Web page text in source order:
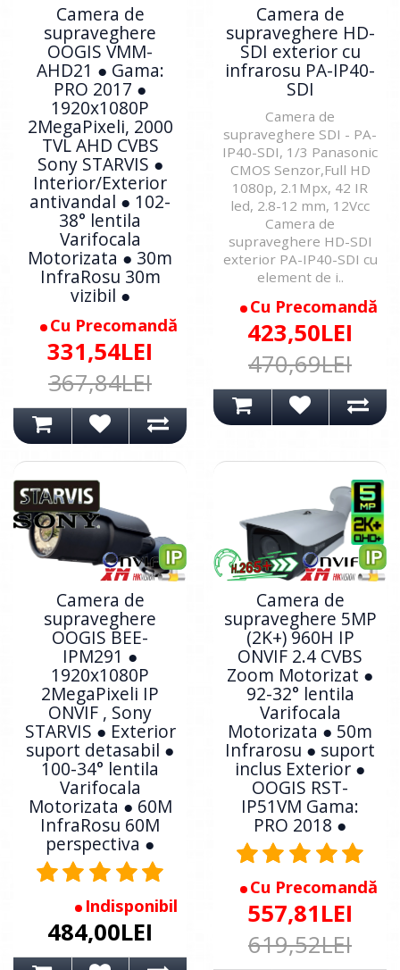
Camera de
supraveghere
OOGIS VMM-
AHD21 ● Gama:
PRO 2017 ●
1920x1080P
2MegaPixeli, 2000
TVL AHD CVBS
Sony STARVIS ●
Interior/Exterior
antivandal ● 102-
38° lentila
Varifocala
Motorizata ● 30m
InfraRosu 30m
vizibil ●
Cu Precomandă
331,54LEI
367,84LEI
Camera de
supraveghere HD-
SDI exterior cu
infrarosu PA-IP40-
SDI
Camera de
supraveghere SDI - PA-
IP40-SDI, 1/3 Panasonic
CMOS Senzor,Full HD
1080p, 2.1Mpx, 42 IR
led, 2.8-12 mm, 12Vcc
Camera de
supraveghere HD-SDI
exterior PA-IP40-SDI cu
element de i..
Cu Precomandă
423,50LEI
470,69LEI
Camera de
supraveghere
OOGIS BEE-
IPM291 ●
1920x1080P
2MegaPixeli IP
ONVIF , Sony
STARVIS ● Exterior
suport detasabil ●
100-34° lentila
Varifocala
Motorizata ● 60M
InfraRosu 60M
perspectiva ●
Indisponibil
484,00LEI
Camera de
supraveghere 5MP
(2K+) 960H IP
ONVIF 2.4 CVBS
Zoom Motorizat ●
92-32° lentila
Varifocala
Motorizata ● 50m
Infrarosu ● suport
inclus Exterior ●
OOGIS RST-
IP51VM Gama:
PRO 2018 ●
Cu Precomandă
557,81LEI
619,52LEI